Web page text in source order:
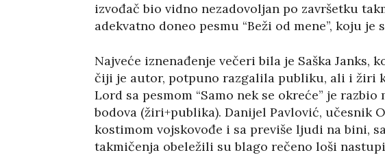
izvođač bio vidno nezadovoljan po završetku
adekvatno doneo pesmu “Beži od mene”, koju
Najveće iznenađenje večeri bila je Saška Janks,
čiji je autor, potpuno razgalila publiku, ali i žiri
Lord sa pesmom “Samo nek se okreće” je
bodova (žiri+publika). Danijel Pavlović, učesnik
kostimom vojskovođe i sa previše ljudi na bini,
takmičenja obeležili su blago rečeno loši